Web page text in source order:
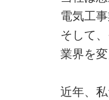
電気工
そして
業界を
近年、